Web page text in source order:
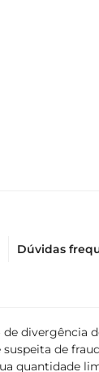
Dúvidas
de divergência
suspeita de
quantidade